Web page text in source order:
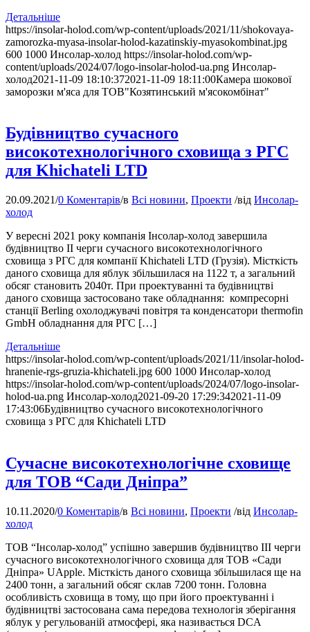
Детальніше
https://insolar-holod.com/wp-content/uploads/2021/11/shokovaya-
zamorozka-myasa-insolar-holod-kazatinskiy-myasokombinat.jpg
600 1000 Инсолар-холод https://insolar-holod.com/wp-
content/uploads/2024/07/logo-insolar-holod-ua.png Инсолар-
холод2021-11-09 18:10:372021-11-09 18:11:00Камера шокової
заморозки м'яса для ТОВ"Козятинський м'ясокомбінат"
Будівництво сучасного
високотехнологічного сховища з РГС
для Khichateli LTD
20.09.2021/0 Коментарів/в Всі новини, Проекти /від Инсолар-
холод
У вересні 2021 року компанія Інсолар-холод завершила
будівництво ІІ черги сучасного високотехнологічного
сховища з РГС для компанії Khichateli LTD (Грузія). Місткість
даного сховища для яблук збільшилася на 1122 т, а загальний
обсяг становить 2040т. При проектуванні та будівництві
даного сховища застосовано таке обладнання: компресорні
станції Berling охолоджувачі повітря та конденсатори thermofin
GmbH обладнання для РГС […]
Детальніше
https://insolar-holod.com/wp-content/uploads/2021/11/insolar-holod-
hranenie-rgs-gruzia-khichateli.jpg 600 1000 Инсолар-холод
https://insolar-holod.com/wp-content/uploads/2024/07/logo-insolar-
holod-ua.png Инсолар-холод2021-09-20 17:29:342021-11-09
17:43:06Будівництво сучасного високотехнологічного
сховища з РГС для Khichateli LTD
Сучасне високотехнологічне сховище
для ТОВ “Сади Дніпра”
10.11.2020/0 Коментарів/в Всі новини, Проекти /від Инсолар-
холод
ТОВ “Інсолар-холод” успішно завершив будівництво ІІІ черги
сучасного високотехнологічного сховища для ТОВ «Сади
Дніпра» UApple. Місткість даного сховища збільшилася ще на
2400 тонн, а загальний обсяг склав 7200 тонн. Головна
особливість сховища в тому, що при його проектуванні і
будівництві застосована сама передова технологія зберігання
яблук у регульованій атмосфері, яка називається DCA